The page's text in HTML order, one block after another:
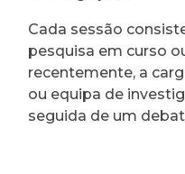
Cada sessão
pesquisa em curso
recentemente, a
ou equipa de
seguida de um